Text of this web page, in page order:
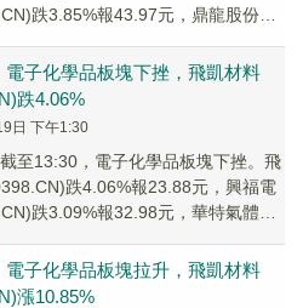
跌3.85%報43.97元，鼎龍股份
電子化學品板塊下挫，飛凱材料
跌4.06%
日 下午1:30
至13:30，電子化學品板塊下挫。飛
跌4.06%報23.88元，興福電
跌3.09%報32.98元，華特氣體
電子化學品板塊拉升，飛凱材料
漲10.85%